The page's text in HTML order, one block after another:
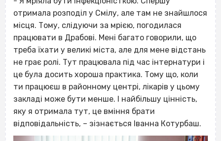
отримала розподіл у Смілу, але там не знайшлося
місця. Тому, слідуючи за мрією, погодилася
працювати в Драбові. Мені багато говорили, що
треба їхати у великі міста, але для мене відстань
не грає ролі. Тут працювала під час інтернатури і
це була досить хороша практика. Тому що, коли
ти працюєш в районному центрі, лікарів у цьому
закладі може бути менше. І найбільшу цінність,
яку я отримала тут, це вміння брати
відповідальність, – зізнається Іванна Котурбаш.